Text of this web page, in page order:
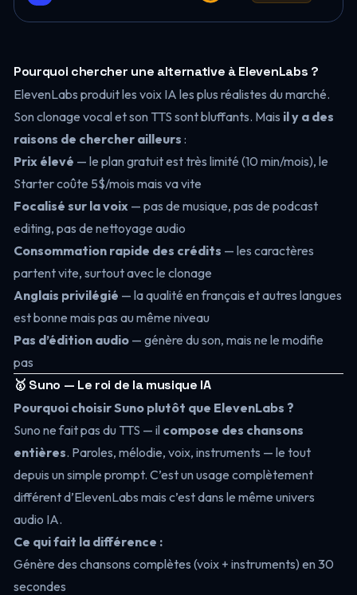
Pourquoi chercher une alternative à ElevenLabs ?
ElevenLabs produit les voix IA les plus réalistes du marché.
Son clonage vocal et son TTS sont bluffants. Mais il y a des
raisons de chercher ailleurs :
Prix élevé — le plan gratuit est très limité (10 min/mois), le
Starter coûte 5$/mois mais va vite
Focalisé sur la voix— pas de musique, pas de podcast
editing, pas de nettoyage audio
Consommation rapide des crédits — les caractères
partent vite, surtout avec le clonage
Anglais privilégié — la qualité en français et autres langues
est bonne mais pas au même niveau
Pas d’édition audio— génère du son, mais ne le modifie
pas
🥇 Suno — Le roi de la musique IA
Pourquoi choisir Suno plutôt que ElevenLabs ?
Suno ne fait pas du TTS — il compose des chansons
entières. Paroles, mélodie, voix, instruments — le tout
depuis un simple prompt. C’est un usage complètement
différent d’ElevenLabs mais c’est dans le même univers
audio IA.
Ce qui fait la différence :
Génère des chansons complètes (voix + instruments) en 30
secondes